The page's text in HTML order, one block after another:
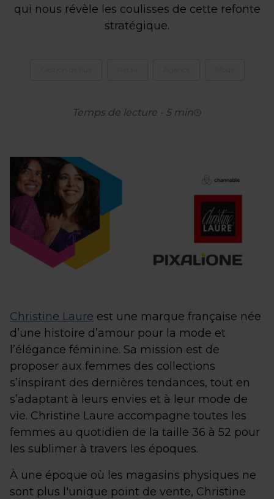
qui nous révèle les coulisses de cette refonte
stratégique.
Temps de lecture - 5min
Christine Laure est une marque française née
d’une histoire d’amour pour la mode et
l’élégance féminine. Sa mission est de
proposer aux femmes des collections
s’inspirant des dernières tendances, tout en
s’adaptant à leurs envies et à leur mode de
vie. Christine Laure accompagne toutes les
femmes au quotidien de la taille 36 à 52 pour
les sublimer à travers les époques.
À une époque où les magasins physiques ne
sont plus l'unique point de vente, Christine